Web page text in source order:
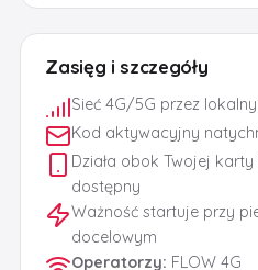
Zasięg i szczegóły
Sieć 4G/5G przez
Kod aktywacyjny
Działa obok Twojej
dostępny
Ważność startuje przy
docelowym
Operatorzy: FLOW 4G